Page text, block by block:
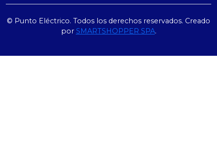
© Punto Eléctrico. Todos los derechos reservados. Creado
por SMARTSHOPPER SPA.